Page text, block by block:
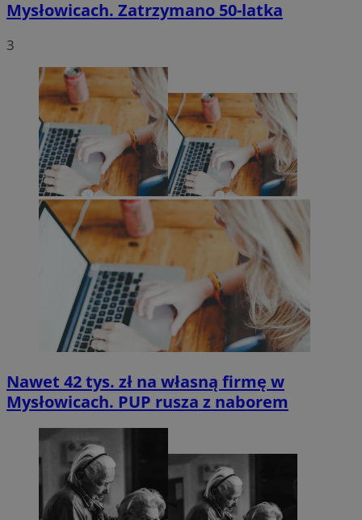
Mysłowicach. Zatrzymano 50-latka
3
Nawet 42 tys. zł na własną firmę w
Mysłowicach. PUP rusza z naborem